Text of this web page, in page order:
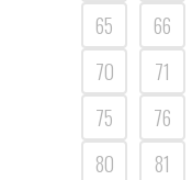
65
66
70
71
75
76
80
81